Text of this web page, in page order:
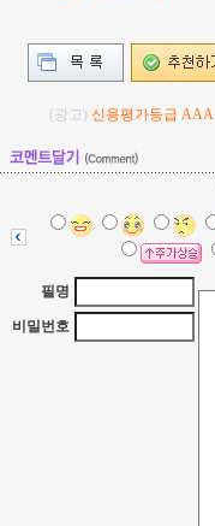
(광고) 신용평가등급 AAA
필명
비밀번호